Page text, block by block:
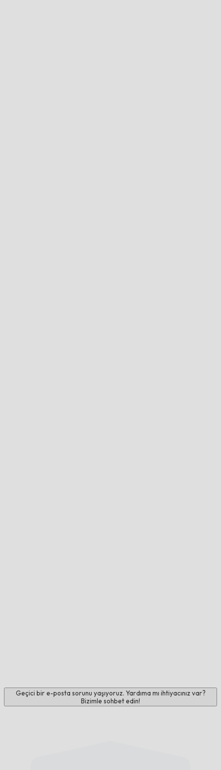
Geçici bir e-posta sorunu yaşıyoruz. Yardıma mı ihtiyacınız var?
Bizimle sohbet edin!